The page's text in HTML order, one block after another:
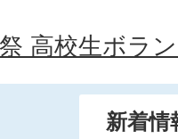
高校生ボラ
新着情